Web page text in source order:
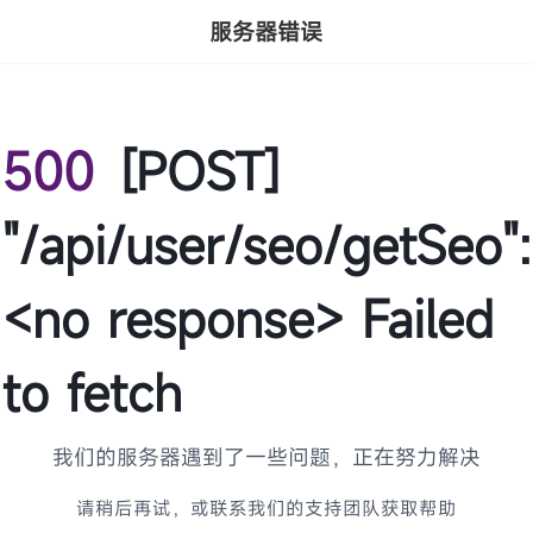
服务器错误
500 [POST]
"/api/user/seo/getSeo":
<no response> Failed
to fetch
我们的服务器遇到了一些问题，正在努力解决
请稍后再试，或联系我们的支持团队获取帮助